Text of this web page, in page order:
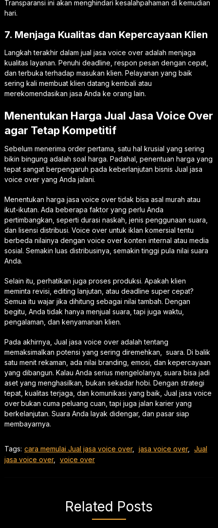
Transparansi ini akan menghindari kesalahpahaman di kemudian
hari.
7. Menjaga Kualitas dan Kepercayaan Klien
Langkah terakhir dalam jual jasa voice over adalah menjaga
kualitas layanan. Penuhi deadline, respon pesan dengan cepat,
dan terbuka terhadap masukan klien. Pelayanan yang baik
sering kali membuat klien datang kembali atau
merekomendasikan jasa Anda ke orang lain.
Menentukan Harga Jual Jasa Voice Over
agar Tetap Kompetitif
Sebelum menerima order pertama, satu hal krusial yang sering
bikin bingung adalah soal harga. Padahal, penentuan harga yang
tepat sangat berpengaruh pada keberlanjutan bisnis Jual jasa
voice over yang Anda jalani.
Menentukan harga jasa voice over tidak bisa asal murah atau
ikut-ikutan. Ada beberapa faktor yang perlu Anda
pertimbangkan, seperti durasi naskah, jenis penggunaan suara,
dan lisensi distribusi. Voice over untuk iklan komersial tentu
berbeda nilainya dengan voice over konten internal atau media
sosial. Semakin luas distribusinya, semakin tinggi pula nilai suara
Anda.
Selain itu, perhatikan juga proses produksi. Apakah klien
meminta revisi, editing lanjutan, atau deadline super cepat?
Semua itu wajar jika dihitung sebagai nilai tambah. Dengan
begitu, Anda tidak hanya menjual suara, tapi juga waktu,
pengalaman, dan kenyamanan klien.
Pada akhirnya, Jual jasa voice over adalah tentang
memaksimalkan potensi yang sering diremehkan, suara. Di balik
satu menit rekaman, ada nilai branding, emosi, dan kepercayaan
yang dibangun. Kalau Anda serius mengelolanya, suara bisa jadi
aset yang menghasilkan, bukan sekadar hobi. Dengan strategi
tepat, kualitas terjaga, dan komunikasi yang baik, Jual jasa voice
overbukan cuma peluang cuan, tapi juga jalan karier yang
berkelanjutan. Suara Anda layak didengar, dan pasar siap
membayarnya.
Tags: cara memulai Jual jasa voice over, jasa voice over,
Jual
jasa voice over, voice over
Related Posts